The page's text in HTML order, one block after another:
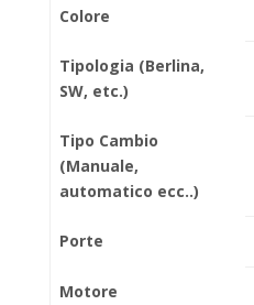
Colore
Tipologia (Berlina,
SW, etc.)
Tipo Cambio
(Manuale,
automatico ecc..)
Porte
Motore